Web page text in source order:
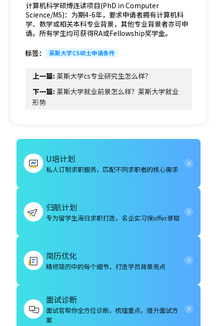
计算机科学硕博连读项目(PhD in Computer
Science/MS)：为期4-6年，要求申请者拥有计算机科
学、数学或相关本科专业背景，其他专业背景者亦可申
请。所有学生均可获得RA或Fellowship奖学金。
标签： 莱斯大学CS硕士申请条件
上一篇:莱斯大学cs专业研究生怎么样？
下一篇:莱斯大学就业前景怎么样？莱斯大学就业
形势
U培计划
私人订制求职服务，匹配不同求职者的核心需求
归航计划
专为留学生海归求职打造，名企实习保offer录取
简历优化
精修简历中的每个细节，打造学员背景亮点
面试诊断
面试官帮你全方位诊断，梳理重点，提升面试方
案